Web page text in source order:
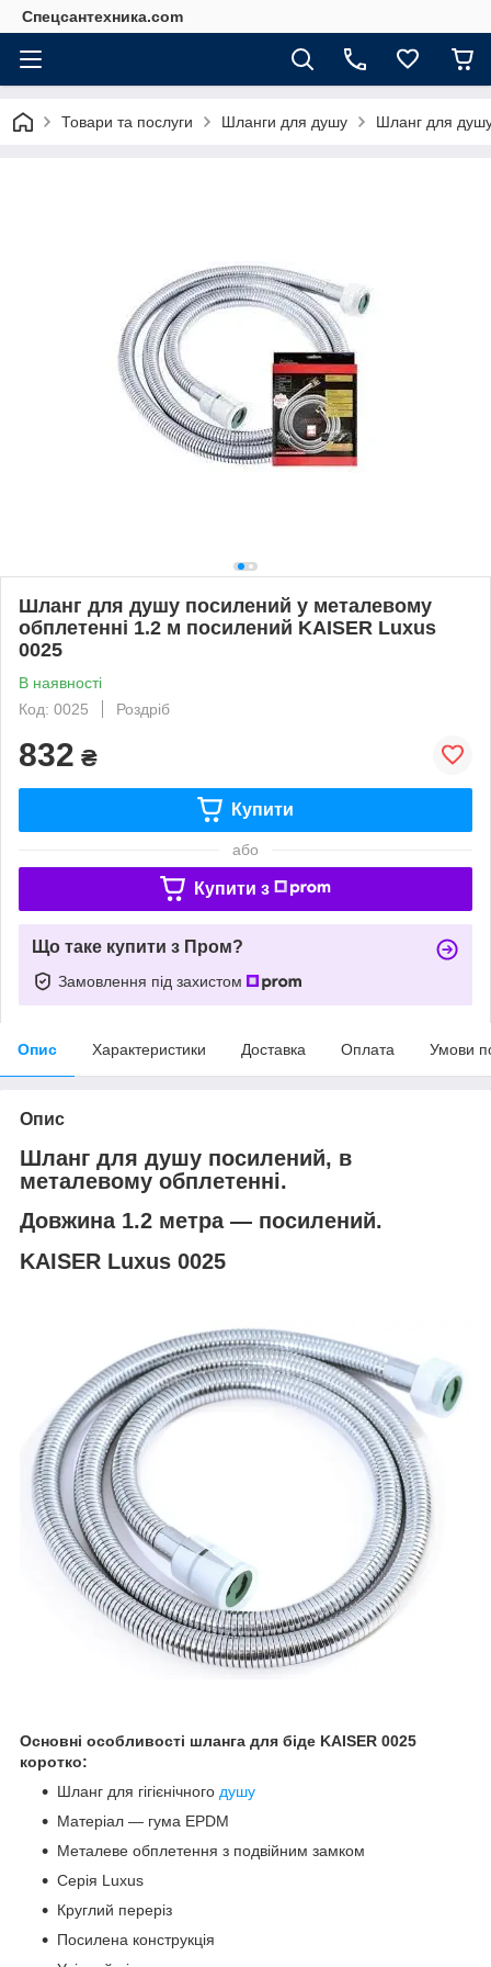
Спецсантехника.com
Товари та послуги Шланги для душу Шланг для
Шланг для душу посилений у металевому
обплетенні 1.2 м посилений KAISER Luxus
0025
В наявності
Код: 0025
Роздріб
832 ₴
Купити
або
Купити з
Що таке купити з Пром?
Замовлення під захистом
Опис Характеристики Доставка Оплата Умови
Опис
Шланг для душу посилений, в
металевому обплетенні.
Довжина 1.2 метра — посилений.
KAISER Luxus 0025
Основні особливості шланга для біде KAISER 0025
коротко:
Шланг для гігієнічного душу
Матеріал — гума EPDM
Металеве обплетення з подвійним замком
Серія Luxus
Круглий переріз
Посилена конструкція